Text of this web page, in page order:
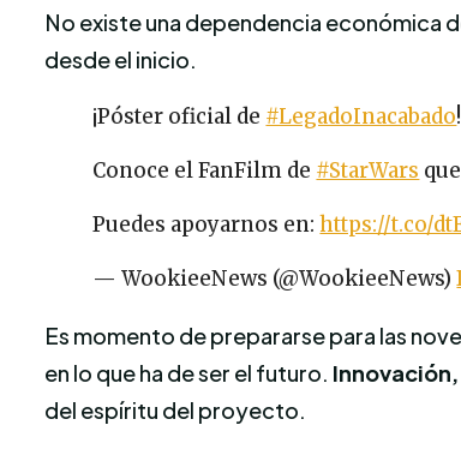
No existe una dependencia económica
desde el inicio.
¡Póster oficial de #LegadoInacabado!
Conoce el FanFilm de #StarWars
Puedes apoyarnos en:https://t.co/
— WookieeNews (@WookieeNews)
Es momento de prepararse para las
en lo que ha de ser el futuro.
del espíritu del proyecto.